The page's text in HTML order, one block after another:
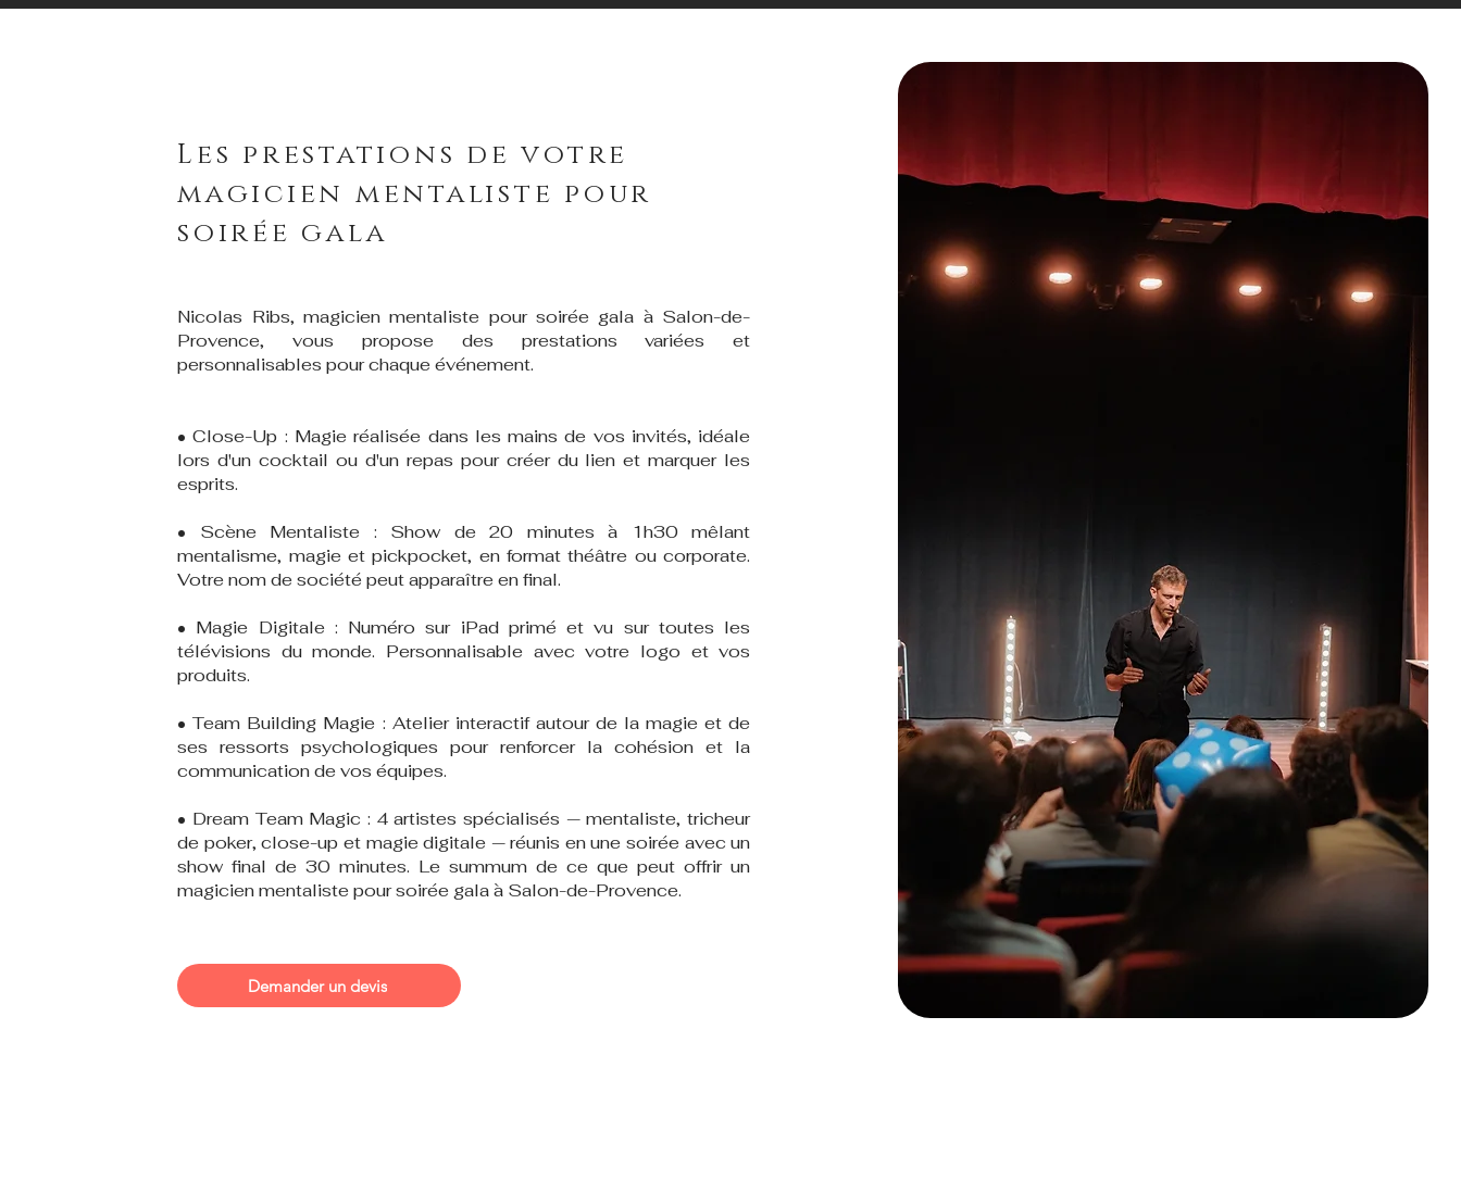
Les prestations de votre
magicien mentaliste pour
soirée gala
Nicolas Ribs, magicien mentaliste pour soirée gala à Salon-de-
Provence, vous propose des prestations variées et
personnalisables pour chaque événement.
• Close-Up : Magie réalisée dans les mains de vos invités, idéale
lors d'un cocktail ou d'un repas pour créer du lien et marquer les
esprits.
• Scène Mentaliste : Show de 20 minutes à 1h30 mêlant
mentalisme, magie et pickpocket, en format théâtre ou corporate.
Votre nom de société peut apparaître en final.
• Magie Digitale : Numéro sur iPad primé et vu sur toutes les
télévisions du monde. Personnalisable avec votre logo et vos
produits.
• Team Building Magie : Atelier interactif autour de la magie et de
ses ressorts psychologiques pour renforcer la cohésion et la
communication de vos équipes.
• Dream Team Magic : 4 artistes spécialisés — mentaliste, tricheur
de poker, close-up et magie digitale — réunis en une soirée avec un
show final de 30 minutes. Le summum de ce que peut offrir un
magicien mentaliste pour soirée gala à Salon-de-Provence.
Demander un devis